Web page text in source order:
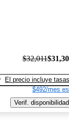
$32,011
El precio incluye tasas
$492/mes
Verif. disponibilidad